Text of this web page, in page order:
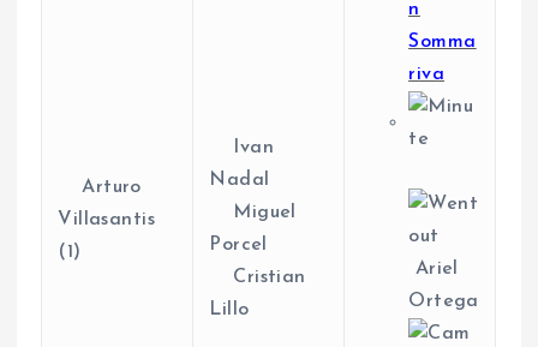
Arturo
Villasantis
(1)
Ivan
Nadal
Miguel
Porcel
Cristian
Lillo
n
Somma
riva
Ariel
Ortega